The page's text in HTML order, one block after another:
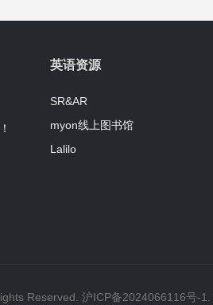
英语资源
SR&AR
myon线上图书馆
Lalilo
Reserved. 沪ICP备2024066116号-1